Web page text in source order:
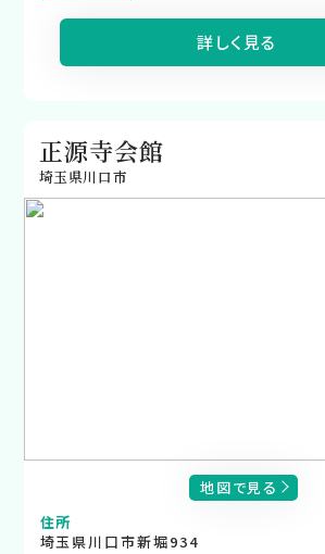
詳しく見る
正源寺会館
埼玉県川口市
地図で見る
住所
埼玉県川口市新堀934